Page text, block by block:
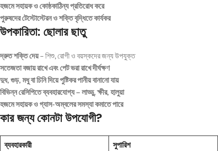
হজমে সহায়ক ও কোষ্ঠকাঠিন্য প্রতিরোধ করে
পুরুষদের টেস্টোস্টেরন ও শক্তি বৃদ্ধিতে কার্যকর
উপকারিতা: ছোলার ছাতু
দ্রুত শক্তি দেয়– শিশু, রোগী ও বয়স্কদের জন্য উপযুক্ত
সতেজতা বজায় রাখে এবং পেট ভরা রাখে দীর্ঘক্ষণ
দুধ, গুড়, মধু বা চিনি দিয়ে পুষ্টিকর পানীয় বানানো যায়
বিভিন্ন রেসিপিতে ব্যবহারযোগ্য – লাড্ডু, ক্ষীর, হালুয়া
হজমে সহায়ক ও গ্যাস-অম্বলের সমস্যা কমাতে পারে
কার জন্য কোনটা উপযোগী?
ব্যবহারকারী সুপারিশ